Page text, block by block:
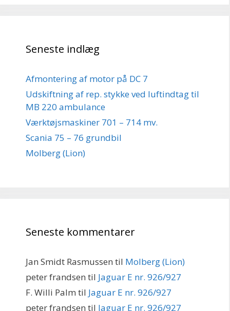
Seneste indlæg
Afmontering af motor på DC 7
Udskiftning af rep. stykke ved luftindtag til
MB 220 ambulance
Værktøjsmaskiner 701 – 714 mv.
Scania 75 – 76 grundbil
Molberg (Lion)
Seneste kommentarer
Jan Smidt Rasmussen til Molberg (Lion)
peter frandsen til Jaguar E nr. 926/927
F. Willi Palm til Jaguar E nr. 926/927
peter frandsen til Jaguar E nr. 926/927